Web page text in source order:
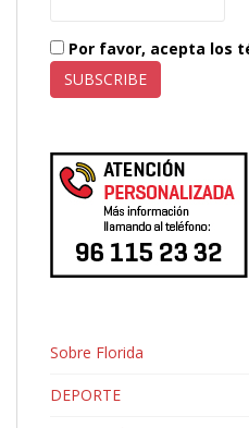
Por favor, acepta los
Sobre Florida
DEPORTE